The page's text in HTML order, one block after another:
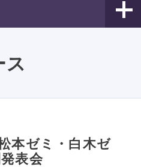
ス
本ゼミ・白木ゼ
表会